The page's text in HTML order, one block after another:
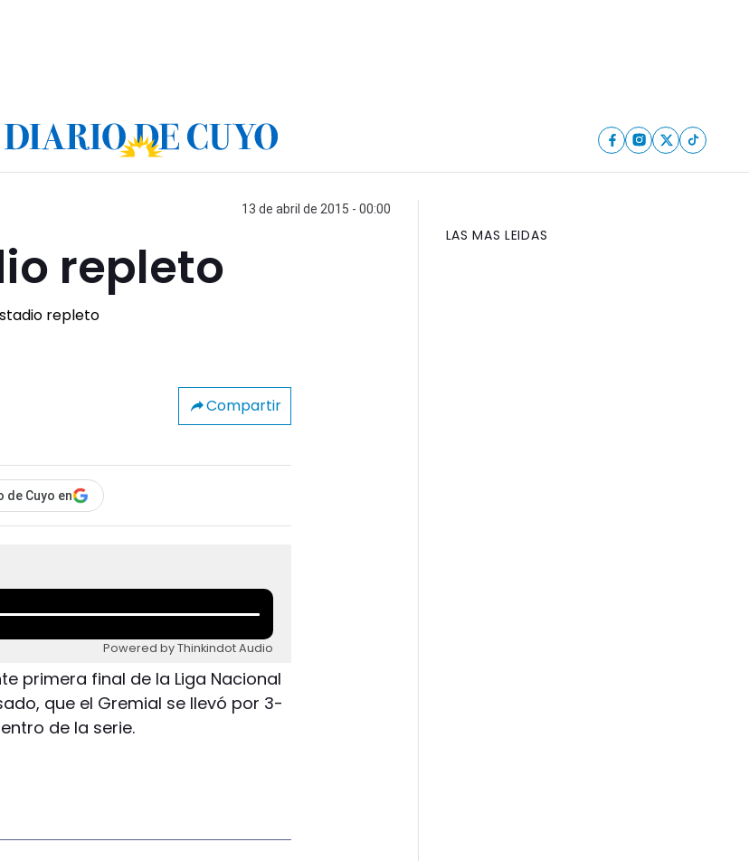
13 de abril de 2015 - 00:00
repleto
Compartir
de Cuyo en
Powered by Thinkindot Audio
primera final de la Liga Nacional
que el Gremial se llevó por 3-
de la serie.
LAS MAS LEIDAS